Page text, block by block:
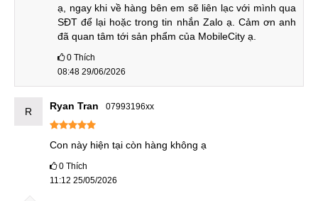
OPPO Find X8 Ultra có RAM 12-16GB & Bộ nhớ trong
Có thể bạn chưa biết, chuẩn RAM LPDDR5X cho tốc độ
truyền tải dữ liệu cao hơn 30% so với LPDDR5, tối ưu khả
năng đa nhiệm và tiết kiệm năng lượng. Với bộ nhớ UFS
4.0 cho tốc độ đọc lên đến 4.200MB/s và ghi đạt 2.800MB/s,
nhanh gấp đôi so với UFS 3.1.
Nay bản UFS 4.1 trên Find X8 Ultra còn nhanh hơn bản tiền
ạ, ngay khi về hàng bên em sẽ liên lạc với mình qua
SĐT để lại hoặc trong tin nhắn Zalo ạ. Cảm ơn anh
đã quan tâm tới sản phẩm của MobileCity ạ.
0 Thích
08:48 29/06/2026
R Ryan Tran 07993196xx
Con này hiện tại còn hàng không ạ
0 Thích
11:12 25/05/2026